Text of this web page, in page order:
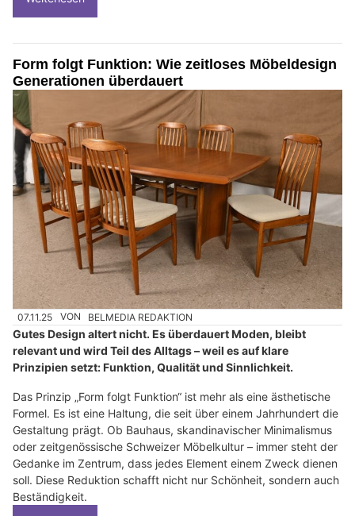
Form folgt Funktion: Wie zeitloses Möbeldesign
Generationen überdauert
07.11.25 VON BELMEDIA REDAKTION
Gutes Design altert nicht. Es überdauert Moden, bleibt
relevant und wird Teil des Alltags – weil es auf klare
Prinzipien setzt: Funktion, Qualität und Sinnlichkeit.
Das Prinzip „Form folgt Funktion“ ist mehr als eine ästhetische
Formel. Es ist eine Haltung, die seit über einem Jahrhundert die
Gestaltung prägt. Ob Bauhaus, skandinavischer Minimalismus
oder zeitgenössische Schweizer Möbelkultur – immer steht der
Gedanke im Zentrum, dass jedes Element einem Zweck dienen
soll. Diese Reduktion schafft nicht nur Schönheit, sondern auch
Beständigkeit.